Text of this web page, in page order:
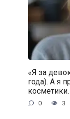
«Я за
года). А я
косметики.
0 3